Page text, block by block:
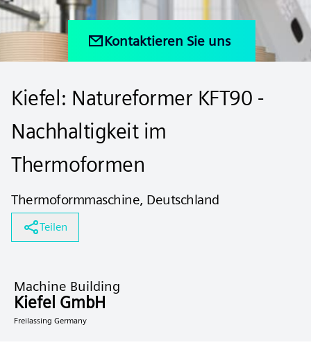
Kontaktieren Sie uns
Kiefel: Natureformer KFT90 -
Nachhaltigkeit im
Thermoformen
Thermoformmaschine, Deutschland
Teilen
Machine Building
Kiefel GmbH
Freilassing Germany